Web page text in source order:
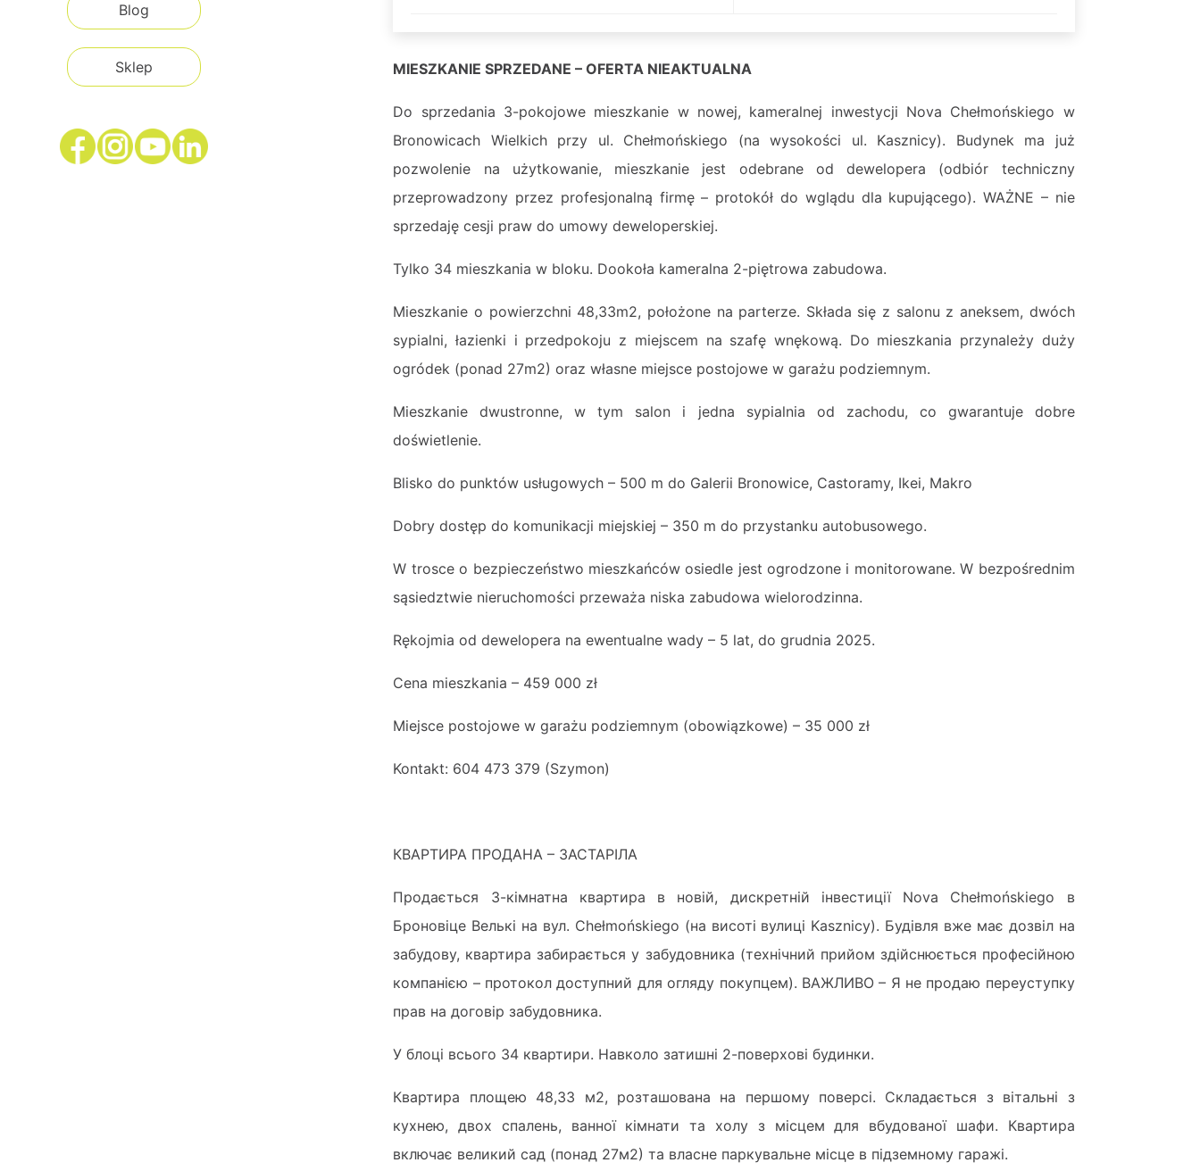
Blog
Sklep MIESZKANIE SPRZEDANE – OFERTA NIEAKTUALNA
Do sprzedania 3-pokojowe mieszkanie w nowej, kameralnej inwestycji Nova Chełmońskiego w
Bronowicach Wielkich przy ul. Chełmońskiego (na wysokości ul. Kasznicy). Budynek ma już
pozwolenie na użytkowanie, mieszkanie jest odebrane od dewelopera (odbiór techniczny
przeprowadzony przez profesjonalną firmę – protokół do wglądu dla kupującego). WAŻNE – nie
sprzedaję cesji praw do umowy deweloperskiej.
Tylko 34 mieszkania w bloku. Dookoła kameralna 2-piętrowa zabudowa.
Mieszkanie o powierzchni 48,33m2, położone na parterze. Składa się z salonu z aneksem, dwóch
sypialni, łazienki i przedpokoju z miejscem na szafę wnękową. Do mieszkania przynależy duży
ogródek (ponad 27m2) oraz własne miejsce postojowe w garażu podziemnym.
Mieszkanie dwustronne, w tym salon i jedna sypialnia od zachodu, co gwarantuje dobre
doświetlenie.
Blisko do punktów usługowych – 500 m do Galerii Bronowice, Castoramy, Ikei, Makro
Dobry dostęp do komunikacji miejskiej – 350 m do przystanku autobusowego.
W trosce o bezpieczeństwo mieszkańców osiedle jest ogrodzone i monitorowane. W bezpośrednim
sąsiedztwie nieruchomości przeważa niska zabudowa wielorodzinna.
Rękojmia od dewelopera na ewentualne wady – 5 lat, do grudnia 2025.
Cena mieszkania – 459 000 zł
Miejsce postojowe w garażu podziemnym (obowiązkowe) – 35 000 zł
Kontakt: 604 473 379 (Szymon)
КВАРТИРА ПРОДАНА – ЗАСТАРІЛА
Продається 3-кімнатна квартира в новій, дискретній інвестиції Nova Chełmońskiego в
Броновіце Велькі на вул. Chełmońskiego (на висоті вулиці Kasznicy). Будівля вже має дозвіл на
забудову, квартира забирається у забудовника (технічний прийом здійснюється професійною
компанією – протокол доступний для огляду покупцем). ВАЖЛИВО – Я не продаю переуступку
прав на договір забудовника.
У блоці всього 34 квартири. Навколо затишні 2-поверхові будинки.
Квартира площею 48,33 м2, розташована на першому поверсі. Складається з вітальні з
кухнею, двох спалень, ванної кімнати та холу з місцем для вбудованої шафи. Квартира
включає великий сад (понад 27м2) та власне паркувальне місце в підземному гаражі.